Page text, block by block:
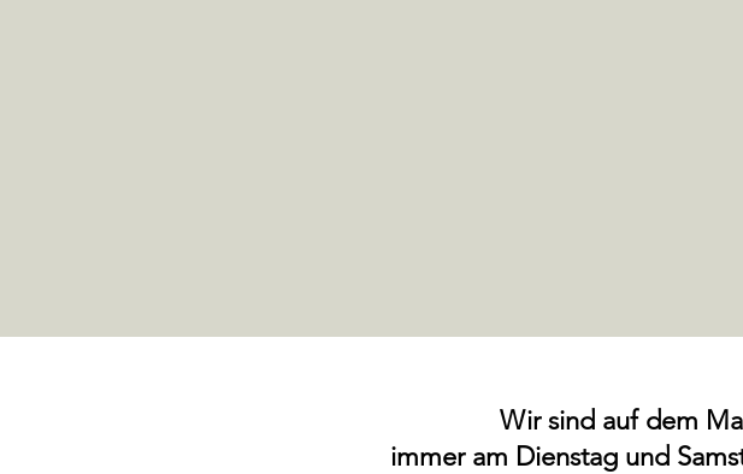
Wir sind auf dem
immer am Dienstag und